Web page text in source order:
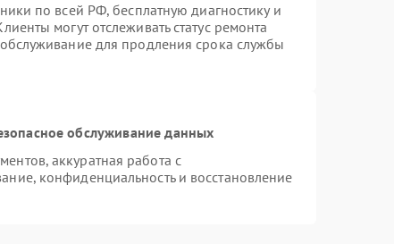
по всей РФ, бесплатную диагностику и
могут отслеживать статус ремонта
для продления срока службы
обслуживание данных
аккуратная работа с
конфиденциальность и восстановление